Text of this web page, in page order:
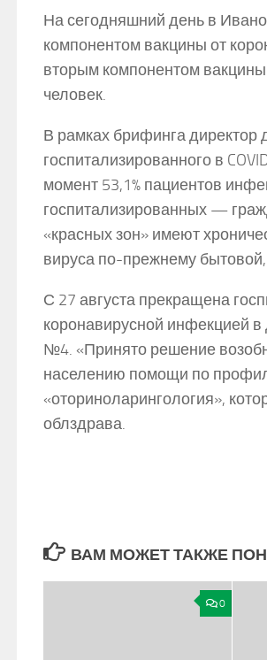
На сегодняшний день в
компонентом вакцины от
вторым компонентом
человек.
В рамках брифинга директор
госпитализированного в
момент 53,1% пациентов
госпитализированных —
«красных зон» имеют
вируса по-прежнему бытовой,
С 27 августа прекращена
коронавирусной инфекцией в
№4. «Принято решение
населению помощи по
«оториноларингология»,
облздрава.
ВАМ МОЖЕТ ТАКЖЕ
0